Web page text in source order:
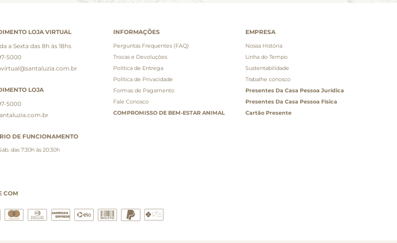
LOJA VIRTUAL
a Sexta das 8h às 18hs
5000
LOJA
5000
DE FUNCIONAMENTO
das 7:30h às 20:30h
INFORMAÇÕES
Perguntas Frequentes (FAQ)
Trocas e Devoluções
Politica de Entrega
Politica de Privacidade
Formas de Pagamento
Fale Conosco
COMPROMISSO DE BEM-ESTAR ANIMAL
EMPRESA
Nossa História
Linha do Tempo
Sustentabilidade
Trabalhe conosco
Presentes Da Casa Pessoa Jurídica
Presentes Da Casa Pessoa Física
Cartão Presente
COM